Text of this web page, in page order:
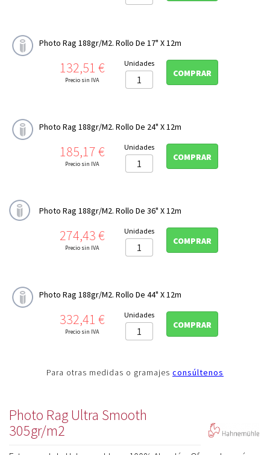
Photo Rag 188gr/m2. Rollo De 17" X 12m
Precio
132,51 €
Precio sin IVA
Unidades
COMPRAR
Photo Rag 188gr/m2. Rollo De 24" X 12m
Precio
185,17 €
Precio sin IVA
Unidades
COMPRAR
Photo Rag 188gr/m2. Rollo De 36" X 12m
Precio
274,43 €
Precio sin IVA
Unidades
COMPRAR
Photo Rag 188gr/m2. Rollo De 44" X 12m
Precio
332,41 €
Precio sin IVA
Unidades
COMPRAR
Para otras medidas o gramajes consúltenos
Photo Rag Ultra Smooth
305gr/m2